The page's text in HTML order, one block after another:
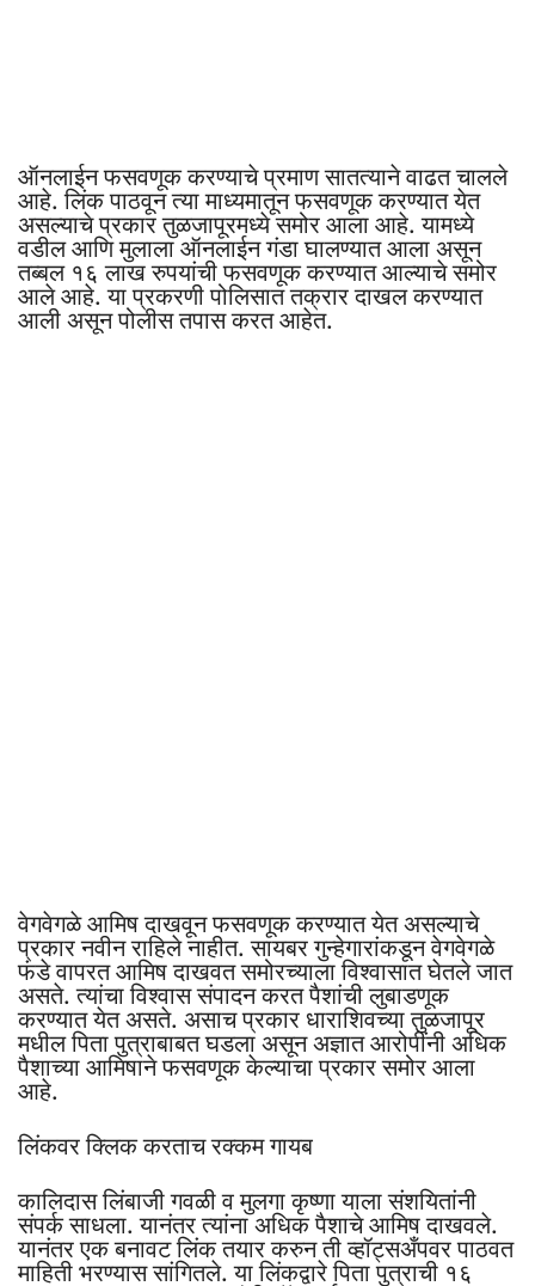
ऑनलाईन फसवणूक करण्याचे प्रमाण सातत्याने वाढत चालले
आहे. लिंक पाठवून त्या माध्यमातून फसवणूक करण्यात येत
असल्याचे प्रकार तुळजापूरमध्ये समोर आला आहे. यामध्ये
वडील आणि मुलाला ऑनलाईन गंडा घालण्यात आला असून
तब्बल १६ लाख रुपयांची फसवणूक करण्यात आल्याचे समोर
आले आहे. या प्रकरणी पोलिसात तक्रार दाखल करण्यात
आली असून पोलीस तपास करत आहेत.
वेगवेगळे आमिष दाखवून फसवणूक करण्यात येत असल्याचे
प्रकार नवीन राहिले नाहीत. सायबर गुन्हेगारांकडून वेगवेगळे
फंडे वापरत आमिष दाखवत समोरच्याला विश्वासात घेतले जात
असते. त्यांचा विश्वास संपादन करत पैशांची लुबाडणूक
करण्यात येत असते. असाच प्रकार धाराशिवच्या तुळजापूर
मधील पिता पुत्राबाबत घडला असून अज्ञात आरोपींनी अधिक
पैशाच्या आमिषाने फसवणूक केल्याचा प्रकार समोर आला
आहे.
लिंकवर क्लिक करताच रक्कम गायब
कालिदास लिंबाजी गवळी व मुलगा कृष्णा याला संशयितांनी
संपर्क साधला. यानंतर त्यांना अधिक पैशाचे आमिष दाखवले.
यानंतर एक बनावट लिंक तयार करुन ती व्हॉट्सअँपवर पाठवत
माहिती भरण्यास सांगितले. या लिंकद्वारे पिता पुत्राची १६